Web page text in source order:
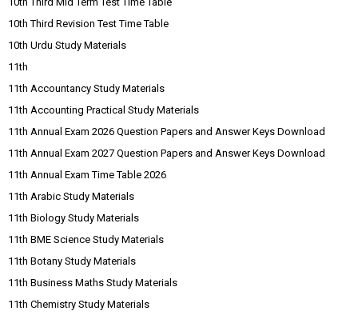
10th Third Revision Test Time Table
10th Urdu Study Materials
11th
11th Accountancy Study Materials
11th Accounting Practical Study Materials
11th Annual Exam 2026 Question Papers and Answer Keys Download
11th Annual Exam 2027 Question Papers and Answer Keys Download
11th Annual Exam Time Table 2026
11th Arabic Study Materials
11th Biology Study Materials
11th BME Science Study Materials
11th Botany Study Materials
11th Business Maths Study Materials
11th Chemistry Study Materials